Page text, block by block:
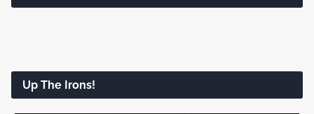
Up The Irons!